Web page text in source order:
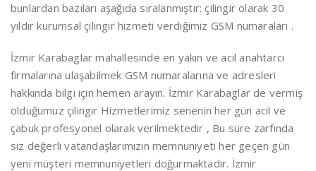
bunlardan bazıları aşağıda sıralanmıştır: çilingir olarak 30
yıldır kurumsal çilingir hizmeti verdiğimiz GSM numaraları .
İzmir Karabaglar mahallesinde en yakın ve acil anahtarcı
firmalarına ulaşabilmek GSM numaralarına ve adresleri
hakkında bilgi için hemen arayın. İzmir Karabaglar de vermiş
olduğumuz çilingir Hizmetlerimiz senenin her gün acil ve
çabuk profesyonel olarak verilmektedir , Bu süre zarfında
siz değerli vatandaşlarımızın memnuniyeti her geçen gün
yeni müşteri memnuniyetleri doğurmaktadır. İzmir